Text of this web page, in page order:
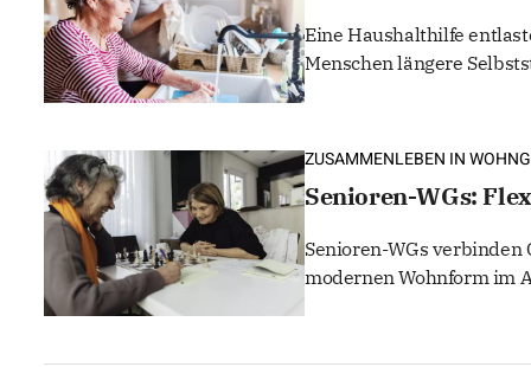
Eine Haushalthilfe
Menschen längere
ZUSAMMENLEBEN IN
Senioren-WGs:
Senioren-WGs
modernen Wohnform im